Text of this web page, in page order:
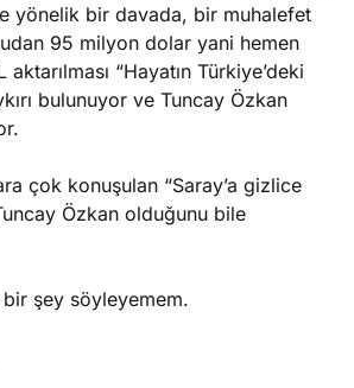
yönelik bir davada, bir muhalefet
95 milyon dolar yani hemen
“Hayatın Türkiye’deki
bulunuyor ve Tuncay Özkan
çok konuşulan “Saray’a gizlice
Özkan olduğunu bile
şey söyleyemem.